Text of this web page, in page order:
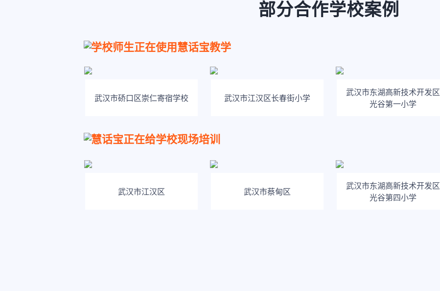
部分合作学校案例
学校师生正在使用慧话宝教学
武汉市硚口区崇仁寄宿学校 武汉市江汉区长春街小学
武汉市东湖高新技术开发区
光谷第一小学
慧话宝正在给学校现场培训
武汉市江汉区 武汉市蔡甸区
武汉市东湖高新技术开发区
光谷第四小学